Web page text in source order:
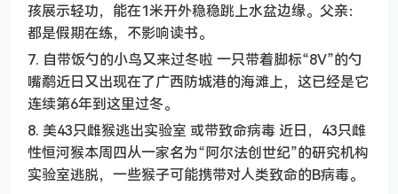
孩展示轻功，能在1米开外稳稳跳上水盆边缘。父亲：
都是假期在练，不影响读书。
7. 自带饭勺的小鸟又来过冬啦 一只带着脚标“8V”的勺
嘴鹬近日又出现在了广西防城港的海滩上，这已经是它
连续第6年到这里过冬。
8. 美43只雌猴逃出实验室 或带致命病毒 近日，43只雌
性恒河猴本周四从一家名为“阿尔法创世纪”的研究机构
实验室逃脱，一些猴子可能携带对人类致命的B病毒。